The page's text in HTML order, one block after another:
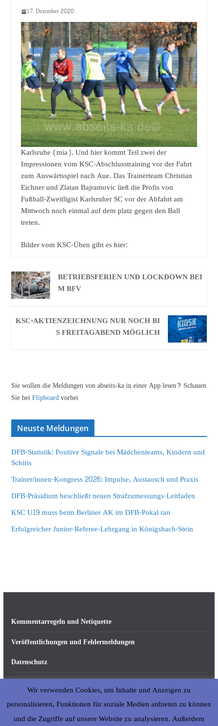
17. Dezember 2020
Karlsruhe (mia). Und hier kommt Teil zwei der
Impressionen vom KSC-Abschlusstraining vor der Fahrt
zum Auswärtsspiel nach Aue. Das Trainerteam Christian
Eichner und Zlatan Bajramovic ließ die Profis von
Fußball-Zweitligist Karlsruher SC vor der Abfahrt am
Mittwoch noch einmal auf dem platz gegen den Ball
treten.
Bilder vom KSC-Üben gibt es hier:
BETRIEBSFERIEN UND LOCKDOWN BEI
M BFV
KSC-AKTIENZEICHNUNG NUR NOCH BI
S FREITAGABEND MÖGLICH
Sie wollen die Meldungen von abseits-ka in einer App lesen? Schauen
Sie beiFlipboardvorbei
Neuste Meldungen
DFB-Statistik: Positive Signale bei Mädchenteams, Kindern und
Schiris
Trainer/innen-Kongress 2026: Impulse, Austausch und Praxis
DFB-Präsidium beschließt neuen Strafzumessungs-Leitfaden
KSC U19 muss beim Berliner AK im DFB-Pokal ran
Erfolgreicher Junior-Referee-Lehrgang in Königsbach-Stein
Kommentarregeln und Netiquette
Veröffentlichungen und Fehlermeldungen
Datenschutz
Impressum
Über abseits-ka.de
Wir verwenden Cookies, um Inhalte und Anzeigen zu
personalisieren, Funktionen für soziale Medien anbieten zu können
und die Zugriffe auf unsere Website zu analysieren. Außerdem